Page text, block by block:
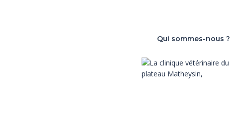
Qui sommes-nous ?